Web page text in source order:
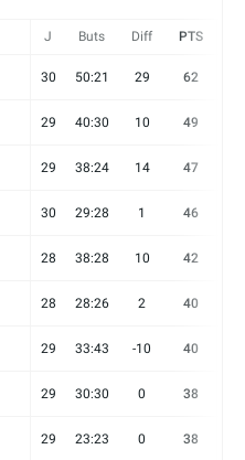
J Buts Diff PTS
30 50:21 29 62
29 40:30 10 49
29 38:24 14 47
30 29:28 1 46
28 38:28 10 42
28 28:26 2 40
29 33:43 -10 40
29 30:30 0 38
29 23:23 0 38